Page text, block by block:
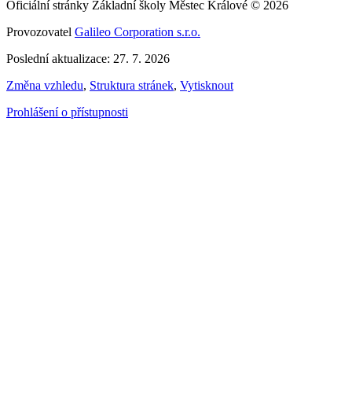
Oficiální stránky Základní školy Městec Králové © 2026
Provozovatel Galileo Corporation s.r.o.
Poslední aktualizace: 27. 7. 2026
Změna vzhledu, Struktura stránek, Vytisknout
Prohlášení o přístupnosti